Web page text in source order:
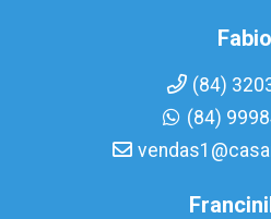
Fabio
(84)
(84)